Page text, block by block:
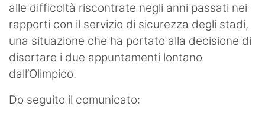
alle difficoltà riscontrate negli anni passati nei
rapporti con il servizio di sicurezza degli stadi,
una situazione che ha portato alla decisione di
disertare i due appuntamenti lontano
dall’Olimpico.
Do seguito il comunicato: